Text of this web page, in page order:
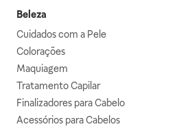
Beleza
Cuidados com a Pele
Colorações
Maquiagem
Tratamento Capilar
Finalizadores para Cabelo
Acessórios para Cabelos